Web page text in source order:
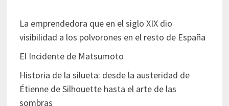
La emprendedora que en el siglo XIX dio
visibilidad a los polvorones en el resto de España
El Incidente de Matsumoto
Historia de la silueta: desde la austeridad de
Étienne de Silhouette hasta el arte de las
sombras